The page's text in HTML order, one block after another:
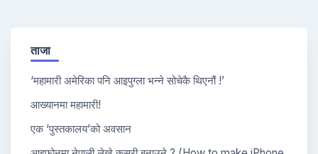
ताजा
‘महामारी अमेरिका पनि आइपुग्ला भन्ने सोचेकै थिएनौं !’
आख्यानमा महामारी!
एक ‘पुस्तकालय’को अवसान